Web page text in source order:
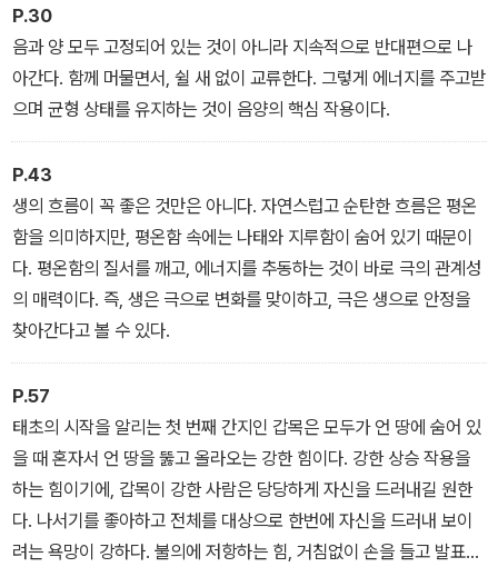
P.30
음과 양 모두 고정되어 있는 것이 아니라 지속적으로 반대편으로 나
아간다. 함께 머물면서, 쉴 새 없이 교류한다. 그렇게 에너지를 주고받
으며 균형 상태를 유지하는 것이 음양의 핵심 작용이다.
P.43
생의 흐름이 꼭 좋은 것만은 아니다. 자연스럽고 순탄한 흐름은 평온
함을 의미하지만, 평온함 속에는 나태와 지루함이 숨어 있기 때문이
다. 평온함의 질서를 깨고, 에너지를 추동하는 것이 바로 극의 관계성
의 매력이다. 즉, 생은 극으로 변화를 맞이하고, 극은 생으로 안정을
찾아간다고 볼 수 있다.
P.57
태초의 시작을 알리는 첫 번째 간지인 갑목은 모두가 언 땅에 숨어 있
을 때 혼자서 언 땅을 뚫고 올라오는 강한 힘이다. 강한 상승 작용을
하는 힘이기에, 갑목이 강한 사람은 당당하게 자신을 드러내길 원한
다. 나서기를 좋아하고 전체를 대상으로 한번에 자신을 드러내 보이
려는 욕망이 강하다. 불의에 저항하는 힘, 거침없이 손을 들고 발표할